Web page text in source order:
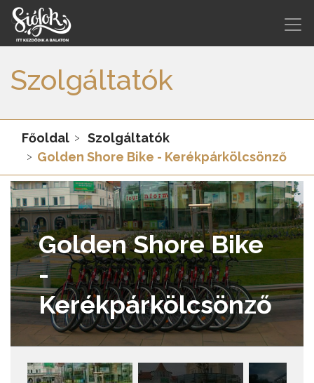
Szolgáltatók
Főoldal
Szolgáltatók
Golden Shore Bike - Kerékpárkölcsönző
Golden Shore Bike
-
Kerékpárkölcsönző